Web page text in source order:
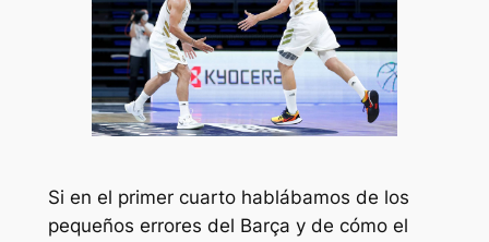
Si en el primer cuarto hablábamos de los
pequeños errores del Barça y de cómo el